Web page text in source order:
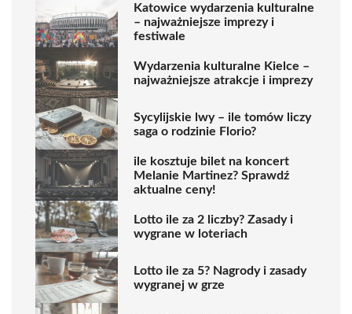
Katowice wydarzenia kulturalne
– najważniejsze imprezy i
festiwale
Wydarzenia kulturalne Kielce –
najważniejsze atrakcje i imprezy
Sycylijskie lwy – ile tomów liczy
saga o rodzinie Florio?
ile kosztuje bilet na koncert
Melanie Martinez? Sprawdź
aktualne ceny!
Lotto ile za 2 liczby? Zasady i
wygrane w loteriach
Lotto ile za 5? Nagrody i zasady
wygranej w grze